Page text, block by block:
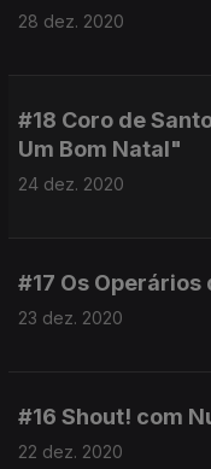
28 dez. 2020
#18 Coro de
Um Bom Natal"
24 dez. 2020
#17 Os
23 dez. 2020
#16 Shout! com
22 dez. 2020